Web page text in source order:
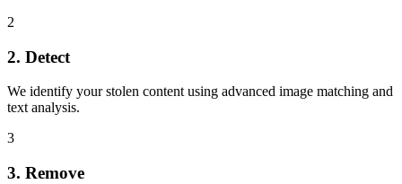
2
2. Detect
We identify your stolen content using advanced image matching and
text analysis.
3
3. Remove